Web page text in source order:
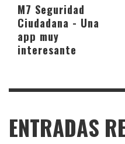
M7 Seguridad
Ciudadana - Una
app muy
interesante
ENTRADAS